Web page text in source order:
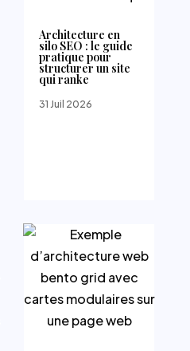
Architecture en
silo SEO : le guide
pratique pour
structurer un site
qui ranke
31 Juil 2026